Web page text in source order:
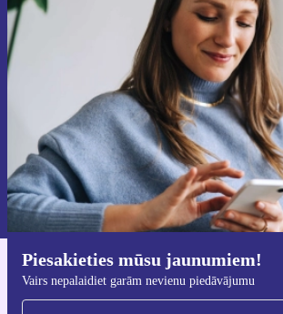
Piesakieties mūsu jaunumiem!
Vairs nepalaidiet garām nevienu piedāvājumu
saņemšanai!
Nekad vairs nepalaidiet garām
piedāvājumu.
Reģistrēties
Informāciju par personas datu izmantošanu varat
Privātuma politikā.
Lejupielādējiet refurbed
iOS un Android ierīcēm